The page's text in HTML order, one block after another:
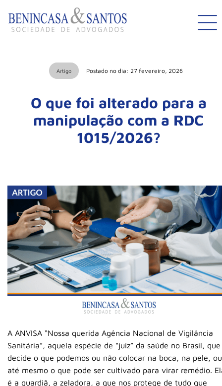
Artigo Postado no dia: 27 fevereiro, 2026
O que foi alterado para a
manipulação com a RDC
1015/2026?
A ANVISA “Nossa querida Agência Nacional de Vigilância
Sanitária”, aquela espécie de “juiz” da saúde no Brasil, que
decide o que podemos ou não colocar na boca, na pele, ou
até mesmo o que pode ser cultivado para virar remédio.
é a guardiã, a zeladora, a que nos protege de tudo que